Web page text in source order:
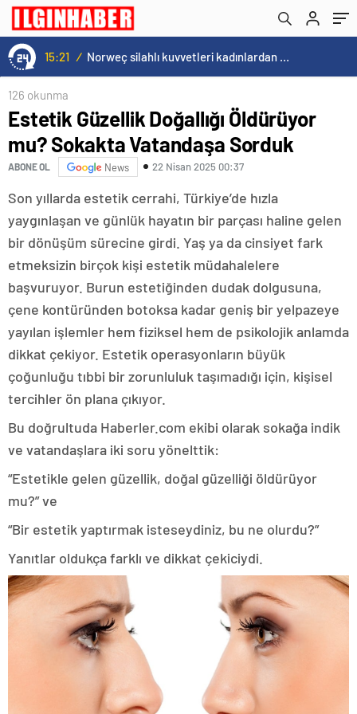
15:20 / Cristiano Ronaldo’nun akıllara zarar tüm kariyerinin istatistiğini çıkardık !
126 okunma
Estetik Güzellik Doğallığı Öldürüyor
mu? Sokakta Vatandaşa Sorduk
ABONE OL News 22 Nisan 2025 00:37
Son yıllarda estetik cerrahi, Türkiye’de hızla
yaygınlaşan ve günlük hayatın bir parçası haline gelen
bir dönüşüm sürecine girdi. Yaş ya da cinsiyet fark
etmeksizin birçok kişi estetik müdahalelere
başvuruyor. Burun estetiğinden dudak dolgusuna,
çene kontüründen botoksa kadar geniş bir yelpazeye
yayılan işlemler hem fiziksel hem de psikolojik anlamda
dikkat çekiyor. Estetik operasyonların büyük
çoğunluğu tıbbi bir zorunluluk taşımadığı için, kişisel
tercihler ön plana çıkıyor.
Bu doğrultuda Haberler.com ekibi olarak sokağa indik
ve vatandaşlara iki soru yönelttik:
“Estetikle gelen güzellik, doğal güzelliği öldürüyor
mu?” ve
“Bir estetik yaptırmak isteseydiniz, bu ne olurdu?”
Yanıtlar oldukça farklı ve dikkat çekiciydi.